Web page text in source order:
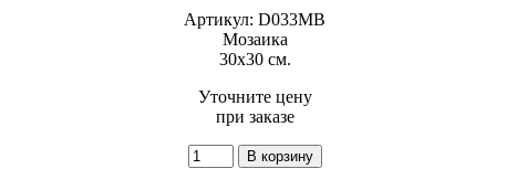
Артикул: D033MB
Мозаика
30x30 см.
Уточните цену
при заказе